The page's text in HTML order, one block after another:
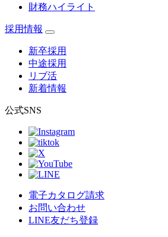
財務ハイライト
採用情報
新卒採用
中途採用
リブ活
新着情報
公式SNS
電子カタログ請求
お問い合わせ
LINE友だち登録